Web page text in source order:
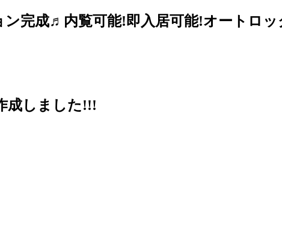
ン完成♬内覧可能!即入居可能!オートロ
成しました!!!